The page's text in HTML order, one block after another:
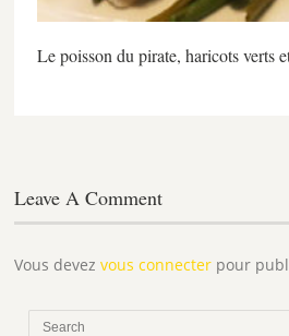
Le poisson du pirate, haricots verts
Leave A Comment
Vous devezvous connecter pour